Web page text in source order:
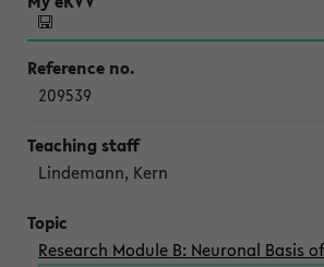
209539
Lindemann, Kern
Research Module B: Neuronal Basis